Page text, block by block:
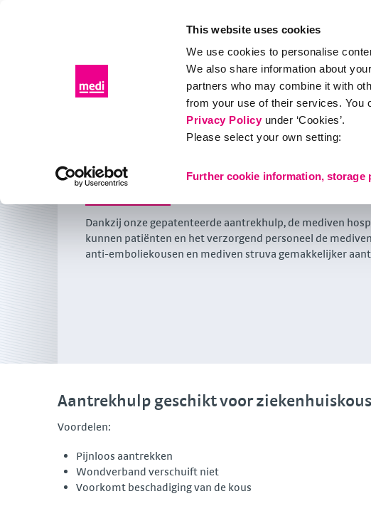
This website uses cookies
We use cookies to personalise
We also share information about
partners who may combine it with
from your use of their services. You
Privacy Policyunder ‘Cookies’.
Please select your own setting:
Further cookie information, storage
Producten Patiënten Over medi Service
Ziekenhuisproducten Aantrekhulpen voor
tromboseprofylaxe
Dankzij onze gepatenteerde aantrekhulp, de mediven
kunnen patiënten en het verzorgend personeel de
anti-emboliekousen en mediven struva gemakkelijker
Aantrekhulp geschikt voor
Voordelen:
Pijnloos aantrekken
Wondverband verschuift niet
Voorkomt beschadiging van de kous